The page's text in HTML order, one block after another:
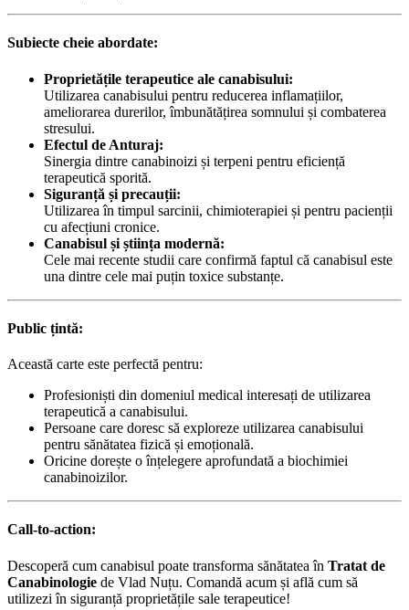
Subiecte cheie abordate:
Proprietățile terapeutice ale canabisului:
Utilizarea canabisului pentru reducerea inflamațiilor,
ameliorarea durerilor, îmbunătățirea somnului și combaterea
stresului.
Efectul de Anturaj:
Sinergia dintre canabinoizi și terpeni pentru eficiență
terapeutică sporită.
Siguranță și precauții:
Utilizarea în timpul sarcinii, chimioterapiei și pentru pacienții
cu afecțiuni cronice.
Canabisul și știința modernă:
Cele mai recente studii care confirmă faptul că canabisul este
una dintre cele mai puțin toxice substanțe.
Public țintă:
Această carte este perfectă pentru:
Profesioniști din domeniul medical interesați de utilizarea
terapeutică a canabisului.
Persoane care doresc să exploreze utilizarea canabisului
pentru sănătatea fizică și emoțională.
Oricine dorește o înțelegere aprofundată a biochimiei
canabinoizilor.
Call-to-action:
Descoperă cum canabisul poate transforma sănătatea în Tratat de
Canabinologie de Vlad Nuțu. Comandă acum și află cum să
utilizezi în siguranță proprietățile sale terapeutice!